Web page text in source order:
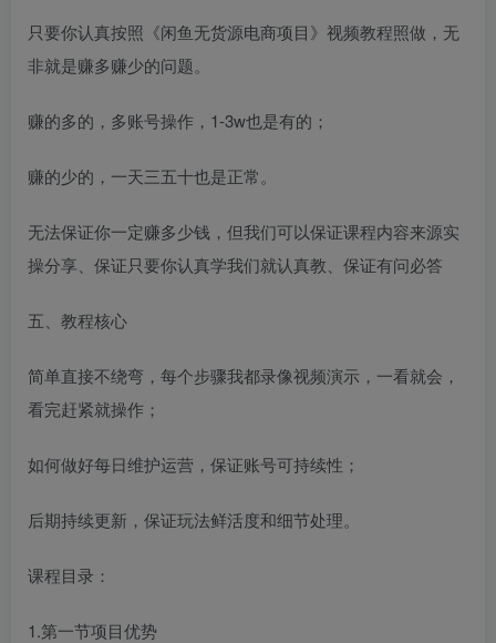
只要你认真按照《闲鱼无货源电商项目》视频教程照做，无
非就是赚多赚少的问题。
赚的多的，多账号操作，1-3w也是有的；
赚的少的，一天三五十也是正常。
无法保证你一定赚多少钱，但我们可以保证课程内容来源实
操分享、保证只要你认真学我们就认真教、保证有问必答
五、教程核心
简单直接不绕弯，每个步骤我都录像视频演示，一看就会，
看完赶紧就操作；
如何做好每日维护运营，保证账号可持续性；
后期持续更新，保证玩法鲜活度和细节处理。
课程目录：
1.第一节项目优势